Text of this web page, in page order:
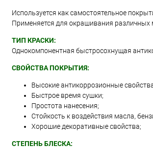
Используется как самостоятельное
Применяется для окрашивания различных
ТИП КРАСКИ:
Однокомпонентная быстросохнущая
СВОЙСТВА ПОКРЫТИЯ:
Высокие антикоррозионные
Быстрое время сушки;
Простота нанесения;
Стойкость к воздействия масла,
Хорошие декоративные свойства;
СТЕПЕНЬ БЛЕСКА: